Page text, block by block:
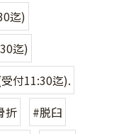
迄)
迄)
付11:30迄).
折
#脱臼